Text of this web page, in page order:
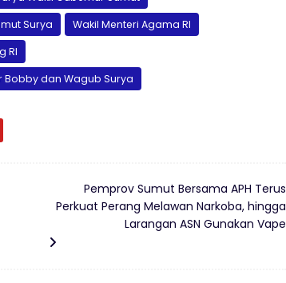
Surya
Wakil Menteri Agama RI
RI
Bobby dan Wagub Surya
Pemprov Sumut Bersama APH Terus
Perkuat Perang Melawan Narkoba, hingga
Larangan ASN Gunakan Vape